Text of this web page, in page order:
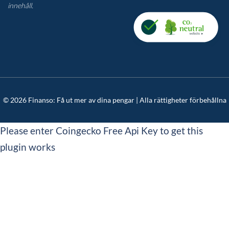
innehåll.
© 2026 Finanso: Få ut mer av dina pengar | Alla rättigheter förbehållna
Please enter Coingecko Free Api Key to get this
plugin works